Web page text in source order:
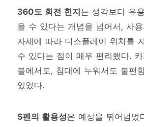
360도 회전 힌지 는 생각보다 유
을 수 있다는 개념을 넘어서, 사
자세에 따라 디스플레이 위치를
수 있다는 점이 매우 편리했다.
블에서도, 침대에 누워서도 불편
있었다.
S펜의 활용성은 예상을 뛰어넘었